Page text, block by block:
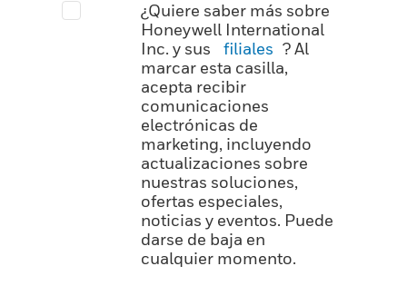
¿Quiere saber más sobre
Honeywell International
Inc. y sus
filiales ? Al
marcar esta casilla,
acepta recibir
comunicaciones
electrónicas de
marketing, incluyendo
actualizaciones sobre
nuestras soluciones,
ofertas especiales,
noticias y eventos. Puede
darse de baja en
cualquier momento.